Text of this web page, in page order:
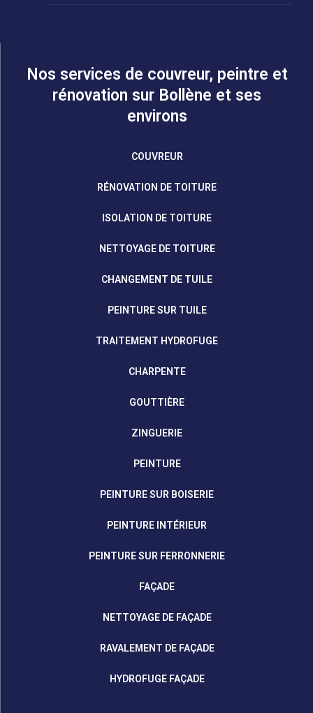
Nos services de couvreur, peintre et
rénovation sur Bollène et ses
environs
COUVREUR
RÉNOVATION DE TOITURE
ISOLATION DE TOITURE
NETTOYAGE DE TOITURE
CHANGEMENT DE TUILE
PEINTURE SUR TUILE
TRAITEMENT HYDROFUGE
CHARPENTE
GOUTTIÈRE
ZINGUERIE
PEINTURE
PEINTURE SUR BOISERIE
PEINTURE INTÉRIEUR
PEINTURE SUR FERRONNERIE
FAÇADE
NETTOYAGE DE FAÇADE
RAVALEMENT DE FAÇADE
HYDROFUGE FAÇADE